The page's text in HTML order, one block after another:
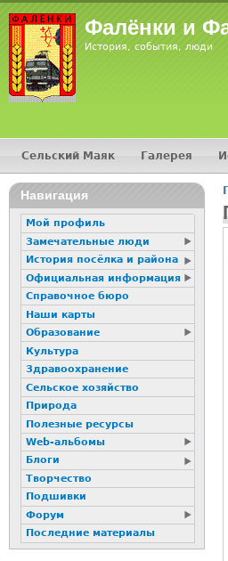
Фалёнки и
История, события, люди
Главное меню
Сельский Маяк Галерея
Навигация
Мой профиль
Замечательные люди
История посёлка и района
Официальная информация
Справочное бюро
Наши карты
Образование
Культура
Здравоохранение
Сельское хозяйство
Природа
Полезные ресурсы
Web-альбомы
Блоги
Творчество
Подшивки
Форум
Последние материалы